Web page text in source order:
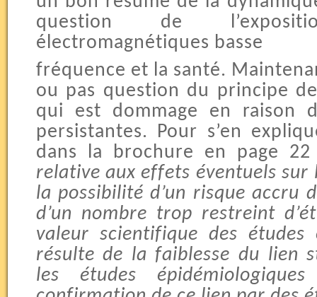
question de
électromagnétiques basse
fréquence et la santé.
ou pas question du principe
qui est dommage en raison
persistantes. Pour s’en
dans la brochure en page
relative aux effets éventuels
la possibilité d’un risque accru
d’un nombre trop restreint
valeur scientifique des études
résulte de la faiblesse du lien
les études